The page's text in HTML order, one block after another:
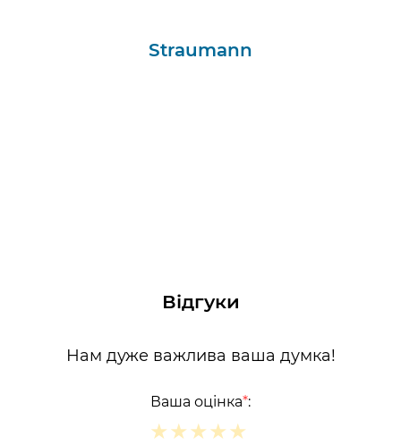
Straumann
Відгуки
Нам дуже важлива ваша думка!
Ваша оцінка*:
★
★★
★★★
★★★★
★★★★★